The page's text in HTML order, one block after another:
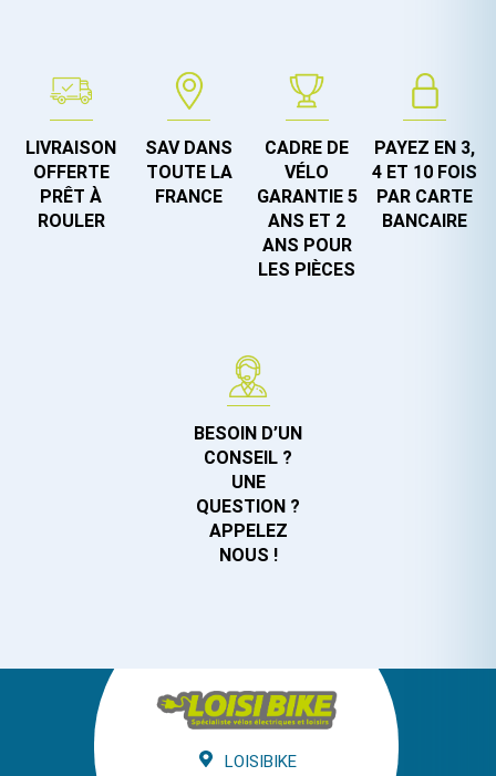
LIVRAISON
OFFERTE
PRÊT À
ROULER
SAV DANS
TOUTE LA
FRANCE
CADRE DE
VÉLO
GARANTIE 5
ANS ET 2
ANS POUR
LES PIÈCES
PAYEZ EN 3,
4 ET 10 FOIS
PAR CARTE
BANCAIRE
BESOIN D’UN
CONSEIL ?
UNE
QUESTION ?
APPELEZ
NOUS !
LOISIBIKE